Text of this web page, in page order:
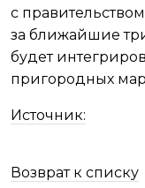
с
за ближайшие
будет
пригородных
Источник:
Возврат к списку